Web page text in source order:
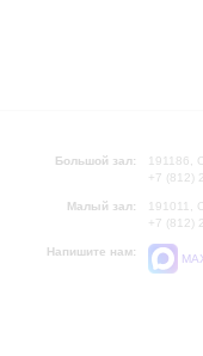
Большой зал:
191186,
+7 (812)
Малый зал:
191011,
+7 (812)
Напишите нам: